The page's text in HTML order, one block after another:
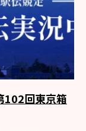
102回東京箱